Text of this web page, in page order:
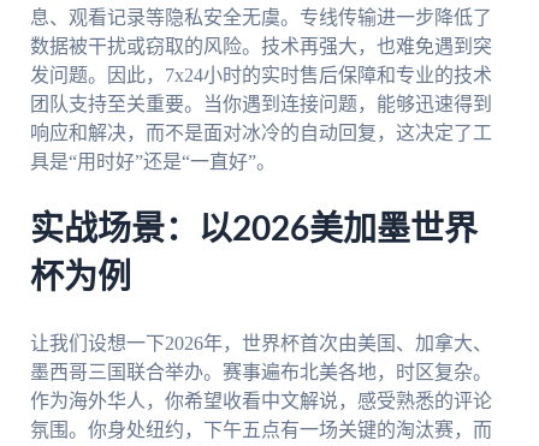
息、观看记录等隐私安全无虞。专线传输进一步降低了
数据被干扰或窃取的风险。技术再强大，也难免遇到突
发问题。因此，7x24小时的实时售后保障和专业的技术
团队支持至关重要。当你遇到连接问题，能够迅速得到
响应和解决，而不是面对冰冷的自动回复，这决定了工
具是“用时好”还是“一直好”。
实战场景：以2026美加墨世界
杯为例
让我们设想一下2026年，世界杯首次由美国、加拿大、
墨西哥三国联合举办。赛事遍布北美各地，时区复杂。
作为海外华人，你希望收看中文解说，感受熟悉的评论
氛围。你身处纽约，下午五点有一场关键的淘汰赛，而